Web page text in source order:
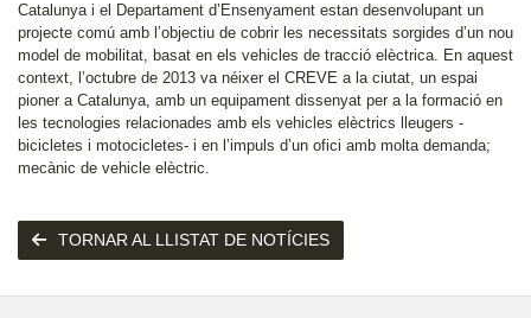
Catalunya i el Departament d’Ensenyament estan desenvolupant un
projecte comú amb l’objectiu de cobrir les necessitats sorgides d’un nou
model de mobilitat, basat en els vehicles de tracció elèctrica. En aquest
context, l’octubre de 2013 va néixer el CREVE a la ciutat, un espai
pioner a Catalunya, amb un equipament dissenyat per a la formació en
les tecnologies relacionades amb els vehicles elèctrics lleugers -
bicicletes i motocicletes- i en l’impuls d’un ofici amb molta demanda;
mecànic de vehicle elèctric.
TORNAR AL LLISTAT DE NOTÍCIES